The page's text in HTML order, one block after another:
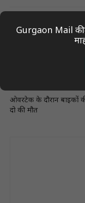
ओवरटेक के दौरान बाइकों
दो की मौत
Gurgaon Mail